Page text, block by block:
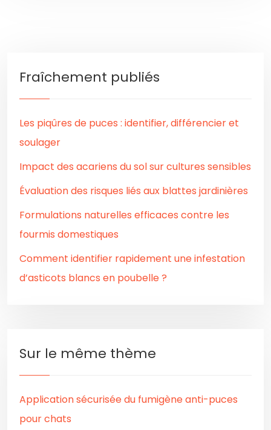
Fraîchement publiés
Les piqûres de puces : identifier, différencier et
soulager
Impact des acariens du sol sur cultures sensibles
Évaluation des risques liés aux blattes jardinières
Formulations naturelles efficaces contre les
fourmis domestiques
Comment identifier rapidement une infestation
d’asticots blancs en poubelle ?
Sur le même thème
Application sécurisée du fumigène anti-puces
pour chats